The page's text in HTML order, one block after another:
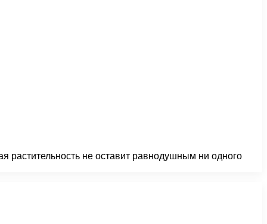
растительность не оставит равнодушным ни одного